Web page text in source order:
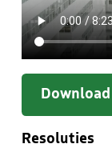
Download
Resoluties